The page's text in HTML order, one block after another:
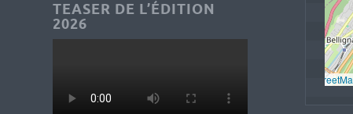
TEASER DE L’ÉDITION
2026